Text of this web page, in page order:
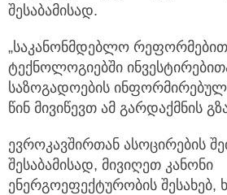
შესაბამისად.
„საკანონმდებლო
ტექნოლოგიებში
საზოგადოების
წინ მივიწევთ ამ გარდაქმნის
ევროკავშირთან ასოცირების
შესაბამისად, მივიღეთ კანონი
ენერგოეფექტურობის